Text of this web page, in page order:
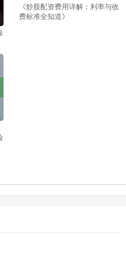
《炒股配资费用详解：利率与收
费标准全知道》